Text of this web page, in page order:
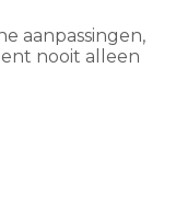
aanpassingen,
nooit alleen